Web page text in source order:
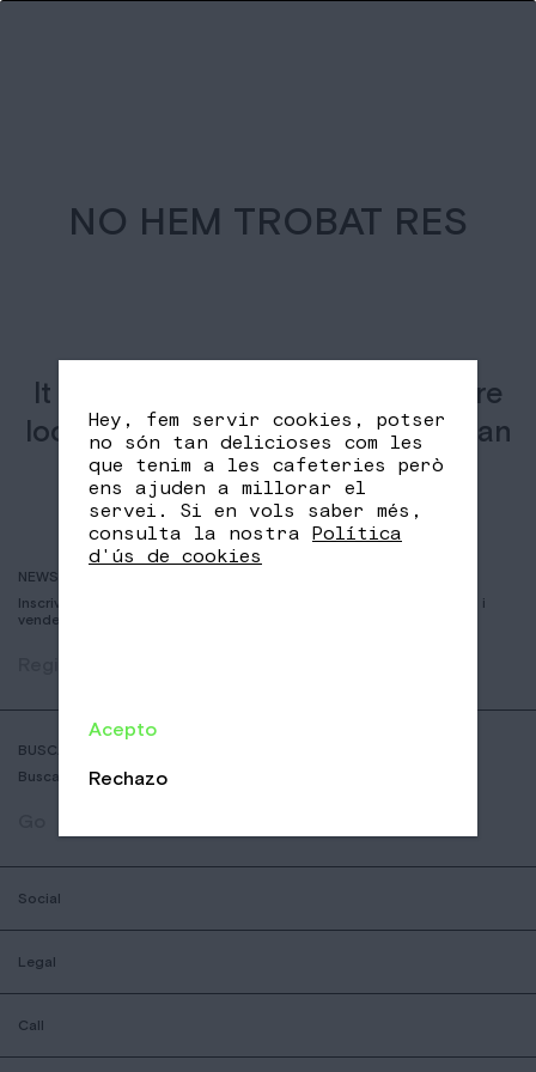
NO HEM TROBAT RES
It seems we can’t find what you’re
looking for. Perhaps searching can
help.
NEWSLETTER
Inscriviu-vos per rebre informació sobre nous cafès, esdeveniments i
vendes
BUSCADOR DE COFFESSHOPS
Busca la botiga nomad mes aprop teu
Social
Legal
Call
Hey, fem servir cookies, potser
no són tan delicioses com les
que tenim a les cafeteries però
ens ajuden a millorar el
servei. Si en vols saber més,
consulta la nostra Política
d'ús de cookies
Acepto
Rechazo